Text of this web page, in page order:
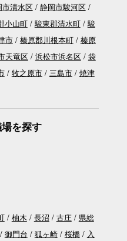
市清水区
静岡市駿河区
小山町 駿東郡清水町
駿
市 榛原郡川根本町
榛原
天竜区 浜松市浜名区
袋
牧之原市 三島市
焼津
を探す
柚木 長沼 古庄
県総
御門台 狐ヶ崎 桜橋
入